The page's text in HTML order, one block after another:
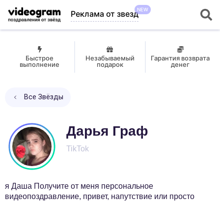
Реклама от звездNEW
Быстрое
выполнение
Незабываемый
подарок
Гарантия возврата
денег
Все Звёзды
Дарья Граф
TikTok
я Даша Получите от меня персональное
видеопоздравление, привет, напутствие или просто